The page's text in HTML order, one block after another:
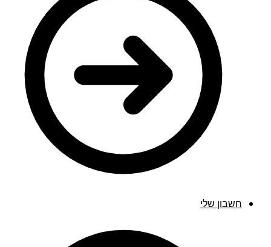
חשבון שלי